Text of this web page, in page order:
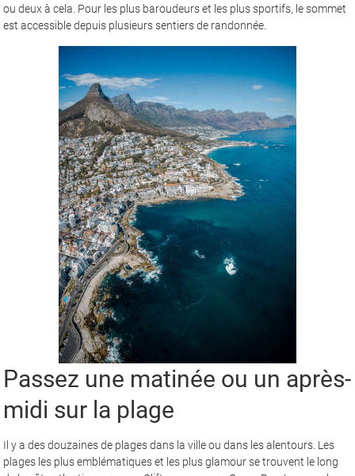
ou deux à cela. Pour les plus baroudeurs et les plus sportifs, le sommet
est accessible depuis plusieurs sentiers de randonnée.
Passez une matinée ou un après-
midi sur la plage
Il y a des douzaines de plages dans la ville ou dans les alentours. Les
plages les plus emblématiques et les plus glamour se trouvent le long